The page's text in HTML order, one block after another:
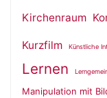
Kirchenraum
Kurzfilm Künstliche
Lernen
Manipulation mit